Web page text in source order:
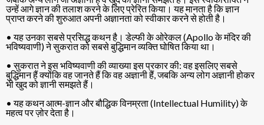
उन्हें आगे ज्ञान की तलाश करने के लिए प्रेरित किया। यह मानता है कि ज्ञान
प्राप्त करने की शुरुआत अपनी अज्ञानता को स्वीकार करने से होती है।
• यह उनका सबसे प्रसिद्ध कथन है। डेल्फी के ओरेकल (Apollo के मंदिर की
भविष्यवाणी) ने सुकरात को सबसे बुद्धिमान व्यक्ति घोषित किया था।
• सुकरात ने इस भविष्यवाणी की व्याख्या इस प्रकार की: वह इसलिए सबसे
बुद्धिमान हैं क्योंकि वह जानते हैं कि वह अज्ञानी हैं, जबकि अन्य लोग अज्ञानी होकर
भी खुद को ज्ञानी समझते हैं।
• यह कथन आत्म-ज्ञान और बौद्धिक विनम्रता (Intellectual Humility) के
महत्व पर ज़ोर देता है।